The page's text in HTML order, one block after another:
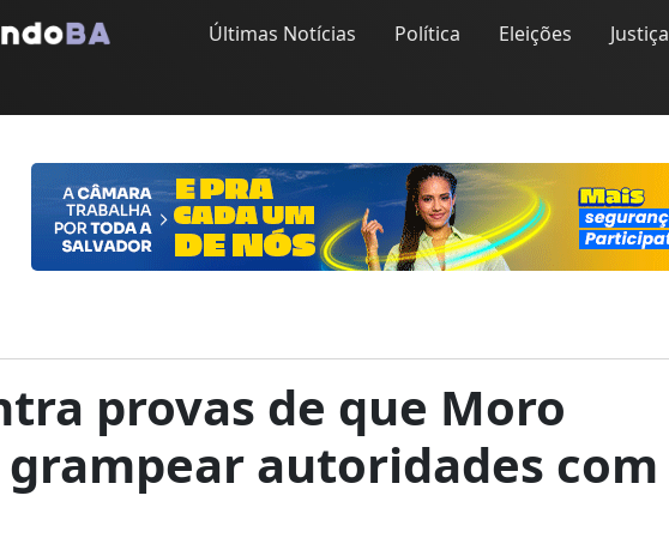
Últimas Notícias Política Eleições Justiça
provas de que Moro
autoridades com